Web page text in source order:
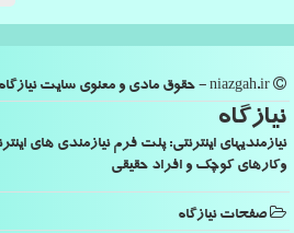
نیازگاه
نیازمندیهای اینترنتی: پلت فرم نیازمندی های
وکارهای کوچک و افراد حقیقی
صفحات نیازگاه